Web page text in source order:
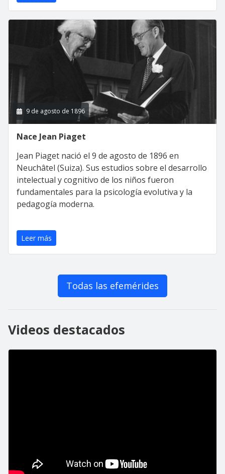
9 de agosto de 1896
Nace Jean Piaget
Jean Piaget nació el 9 de agosto de 1896 en
Neuchâtel (Suiza). Sus estudios sobre el desarrollo
intelectual y cognitivo de los niños fueron
fundamentales para la psicología evolutiva y la
pedagogía moderna.
Leer más
Todas las efemérides
Videos destacados